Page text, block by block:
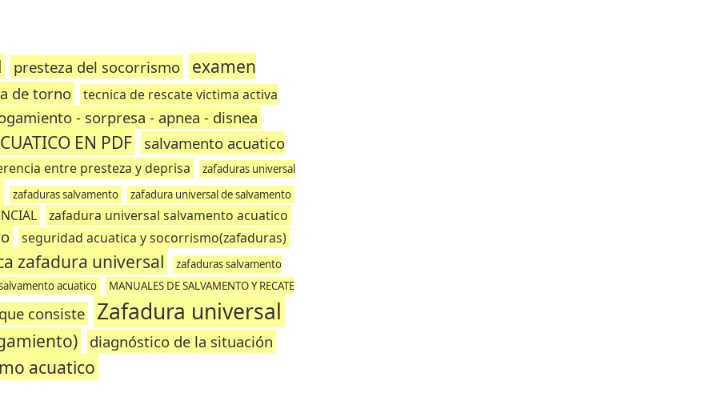
presteza del socorrismo
examen
de torno
tecnica de rescate victima activa
- sorpresa - apnea - disnea
EN PDF
salvamento acuatico
entre presteza y deprisa
zafaduras universal
zafaduras salvamento zafadura universal de salvamento
zafadura universal salvamento acuatico
seguridad acuatica y socorrismo(zafaduras)
zafadura universal
zafaduras salvamento
acuatico MANUALES DE SALVAMENTO Y RECATE
consiste Zafadura universal
diagnóstico de la situación
acuatico